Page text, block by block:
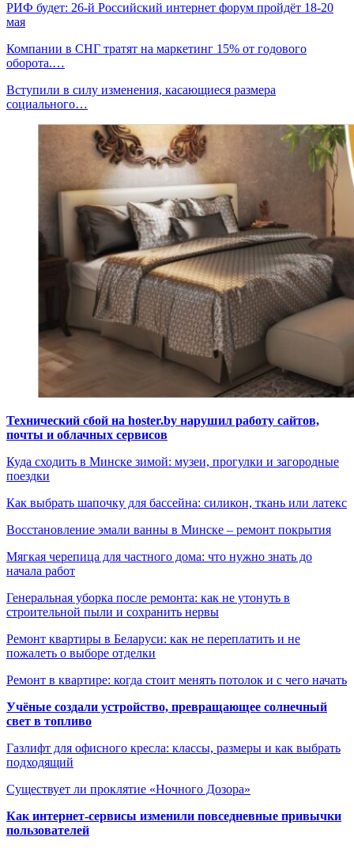
РИФ будет: 26-й Российский интернет форум пройдёт 18-20
мая
Компании в СНГ тратят на маркетинг 15% от годового
оборота.…
Вступили в силу изменения, касающиеся размера
социального…
Технический сбой на hoster.by нарушил работу сайтов,
почты и облачных сервисов
Куда сходить в Минске зимой: музеи, прогулки и загородные
поездки
Как выбрать шапочку для бассейна: силикон, ткань или латекс
Восстановление эмали ванны в Минске – ремонт покрытия
Мягкая черепица для частного дома: что нужно знать до
начала работ
Генеральная уборка после ремонта: как не утонуть в
строительной пыли и сохранить нервы
Ремонт квартиры в Беларуси: как не переплатить и не
пожалеть о выборе отделки
Ремонт в квартире: когда стоит менять потолок и с чего начать
Учёные создали устройство, превращающее солнечный
свет в топливо
Газлифт для офисного кресла: классы, размеры и как выбрать
подходящий
Существует ли проклятие «Ночного Дозора»
Как интернет-сервисы изменили повседневные привычки
пользователей